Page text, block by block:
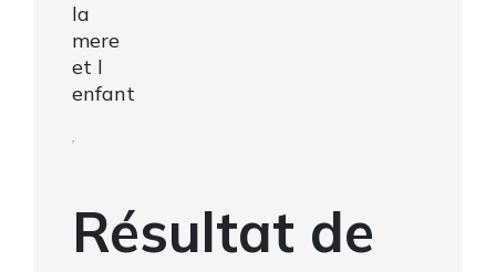
la
mere
et l
enfant
,
Résultat de